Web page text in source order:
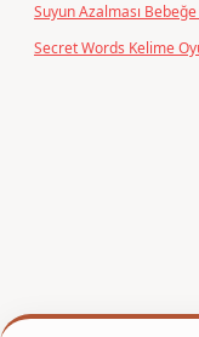
Suyun Azalması
Secret Words Kelime